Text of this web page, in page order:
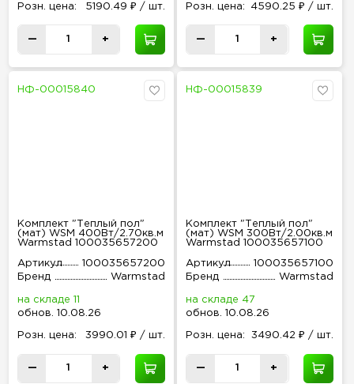
Розн цена: 5190.49 ₽ / шт.
— +
Розн цена: 4590.25 ₽ / шт.
— +
НФ-00015840
Комплект "Теплый пол"
(мат) WSM 400Вт/2.70кв.м
Warmstad 100035657200
Артикул
100035657200
Бренд
Warmstad
на складе 11
обнов
10.08.26
Розн. цена: 3990.01 ₽ / шт.
— +
НФ-00015839
Комплект "Теплый пол"
(мат) WSM 300Вт/2.00кв.м
Warmstad 100035657100
Артикул
100035657100
Бренд
Warmstad
на складе 47
обнов
10.08.26
Розн. цена: 3490.42 ₽ / шт.
— +